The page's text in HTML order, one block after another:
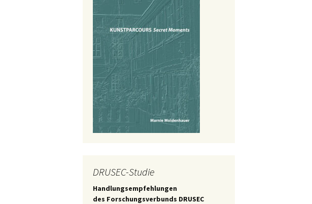
DRUSEC-Studie
Handlungsempfehlungen
des Forschungsverbunds DRUSEC